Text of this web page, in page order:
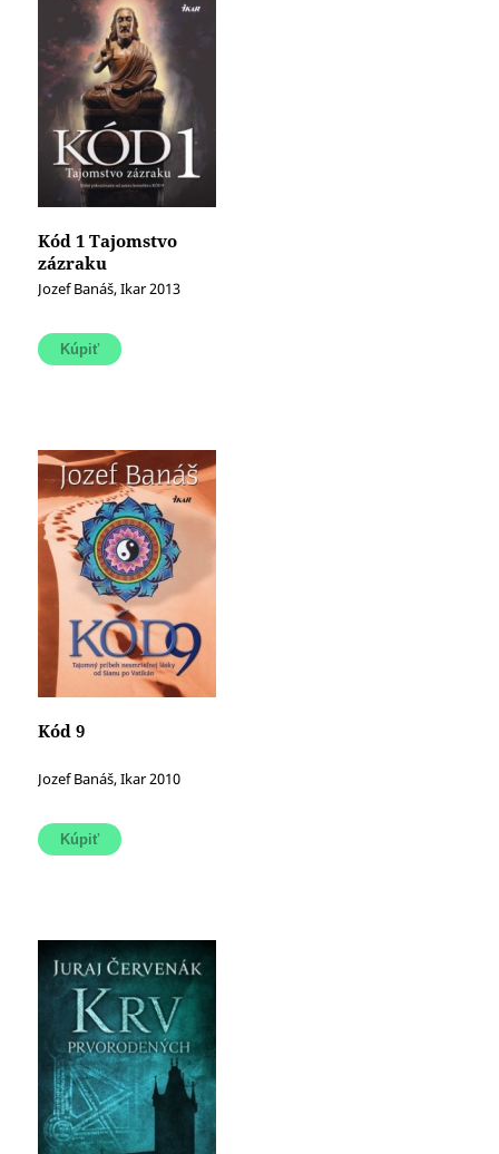
Kód 1 Tajomstvo
zázraku
Jozef Banáš, Ikar 2013
Kód 9
Jozef Banáš, Ikar 2010